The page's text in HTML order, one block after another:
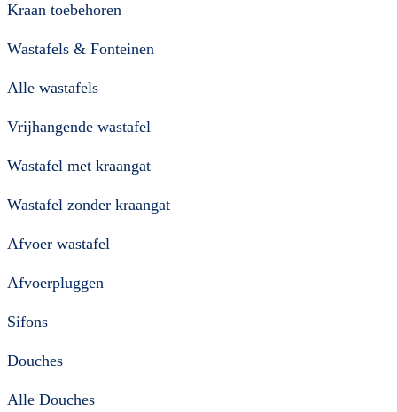
Kraan toebehoren
Wastafels & Fonteinen
Alle wastafels
Vrijhangende wastafel
Wastafel met kraangat
Wastafel zonder kraangat
Afvoer wastafel
Afvoerpluggen
Sifons
Douches
Alle Douches